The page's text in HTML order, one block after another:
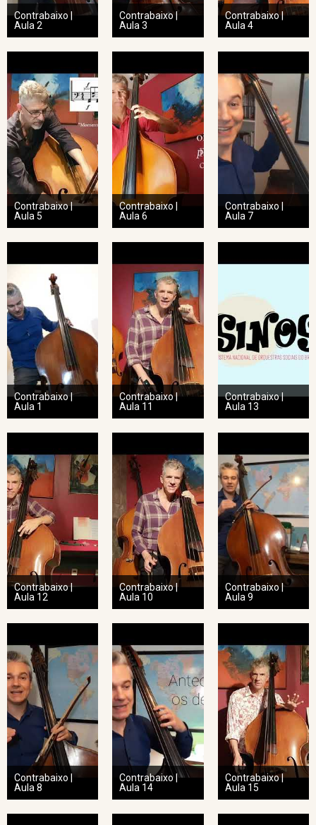
Contrabaixo |
Aula 2
Contrabaixo |
Aula 3
Contrabaixo |
Aula 4
Contrabaixo |
Aula 5
Contrabaixo |
Aula 6
Contrabaixo |
Aula 7
Contrabaixo |
Aula 1
Contrabaixo |
Aula 11
Contrabaixo |
Aula 13
Contrabaixo |
Aula 12
Contrabaixo |
Aula 10
Contrabaixo |
Aula 9
Contrabaixo |
Aula 8
Contrabaixo |
Aula 14
Contrabaixo |
Aula 15